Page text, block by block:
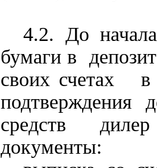
4.2. До
бумаги в
своих счетах
средств дилер
документы: